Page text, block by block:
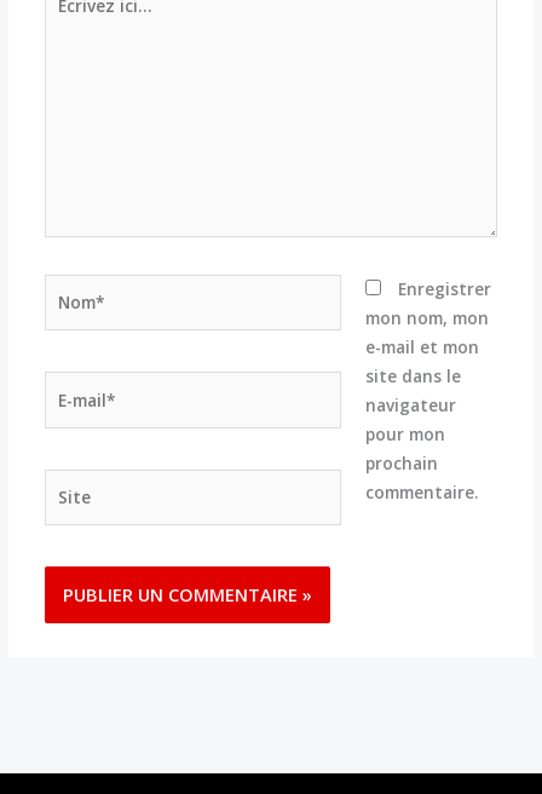
ici…
mail*
Enregistrer
mon nom, mon
e-mail et mon
site dans le
navigateur
pour mon
prochain
commentaire.